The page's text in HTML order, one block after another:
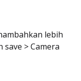
lebih
save > Camera